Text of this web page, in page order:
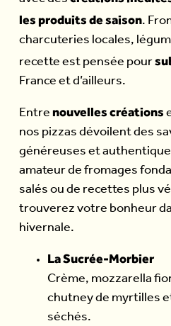
les produits de saison.
charcuteries locales,
recette est pensée pour
France et d’ailleurs.
Entre nouvelles créations
nos pizzas dévoilent des
généreuses et
amateur de fromages
salés ou de recettes plus
trouverez votre bonheur
hivernale.
La Sucrée-Morbier
Crème, mozzarella
chutney de myrtilles
séchés.